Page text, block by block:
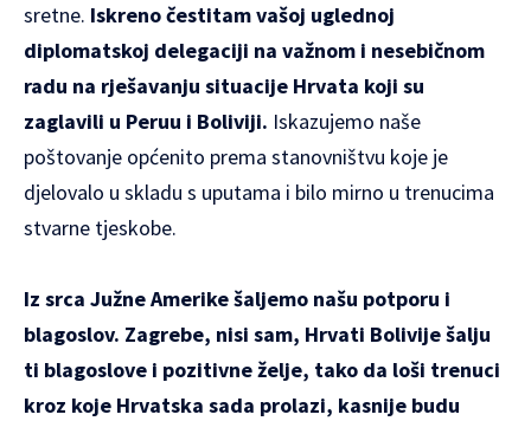
sretne. Iskreno čestitam vašoj uglednoj
diplomatskoj delegaciji na važnom i nesebičnom
radu na rješavanju situacije Hrvata koji su
zaglavili u Peruu i Boliviji. Iskazujemo naše
poštovanje općenito prema stanovništvu koje je
djelovalo u skladu s uputama i bilo mirno u trenucima
stvarne tjeskobe.
Iz srca Južne Amerike šaljemo našu potporu i
blagoslov. Zagrebe, nisi sam, Hrvati Bolivije šalju
ti blagoslove i pozitivne želje, tako da loši trenuci
kroz koje Hrvatska sada prolazi, kasnije budu